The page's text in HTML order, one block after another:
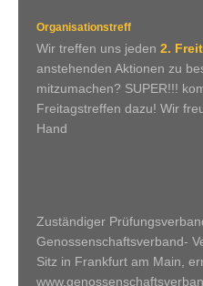
Organisationstreff
Wir treffen uns jeden 2.
anstehenden Aktionen zu
mitzumachen? SUPER!!!
Freitagstreffen dazu! Wir
Hand
Zuständiger
Genossenschaftsverband-
Sitz in Frankfurt am Main,